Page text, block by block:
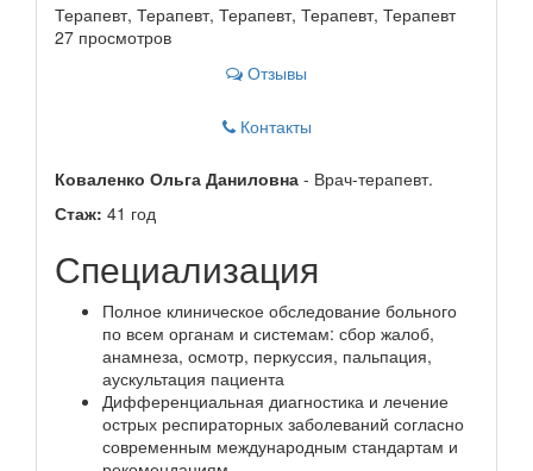
Терапевт, Терапевт, Терапевт, Терапевт, Терапевт
27 просмотров
Отзывы
Контакты
Коваленко Ольга Даниловна - Врач-терапевт.
Стаж: 41 год
Специализация
Полное клиническое обследование больного
по всем органам и системам: сбор жалоб,
анамнеза, осмотр, перкуссия, пальпация,
аускультация пациента
Дифференциальная диагностика и лечение
острых респираторных заболеваний согласно
современным международным стандартам и